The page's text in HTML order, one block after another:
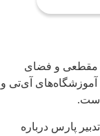
مقطعی و فضای
آموزشگاه‌های آی‌تی و
است.
پارس درباره